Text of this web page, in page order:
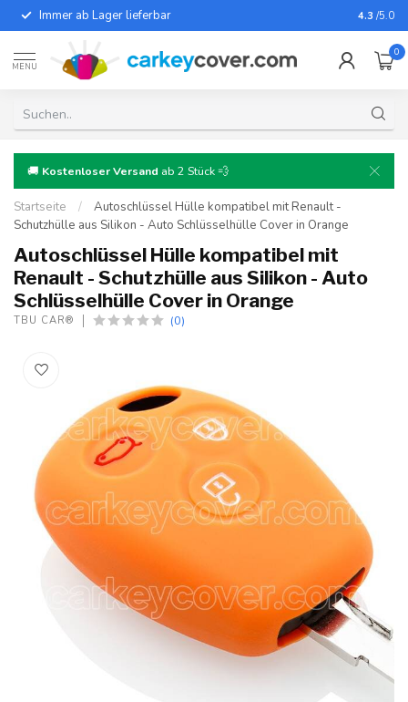
Immer ab Lager lieferbar Für fast
4.3 /5.0
MENU
0
🚚 Kostenloser Versand ab 2 Stück 💨
Startseite /
Autoschlüssel Hülle kompatibel mit Renault -
Schutzhülle aus Silikon - Auto Schlüsselhülle Cover in Orange
Autoschlüssel Hülle kompatibel mit
Renault - Schutzhülle aus Silikon - Auto
Schlüsselhülle Cover in Orange
TBU CAR® (0)